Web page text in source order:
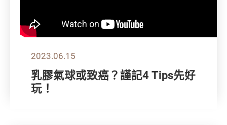
2023.06.15
乳膠氣球或致癌？謹記4 Tips先好
玩！